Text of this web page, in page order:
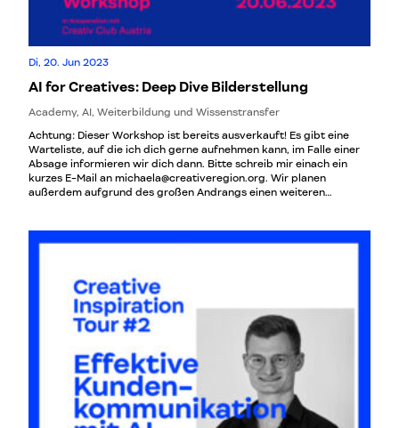
Di, 20. Jun 2023
AI for Creatives: Deep Dive Bilderstellung
Academy, AI, Weiterbildung und Wissenstransfer
Achtung: Dieser Workshop ist bereits ausverkauft! Es gibt eine
Warteliste, auf die ich dich gerne aufnehmen kann, im Falle einer
Absage informieren wir dich dann. Bitte schreib mir einach ein
kurzes E-Mail an michaela@creativeregion.org. Wir planen
außerdem aufgrund des großen Andrangs einen weiteren
Erfahrung in ihren Fachgebieten mitbringen und ihr Know-how mit
Begeisterung weitergeben! Künstliche Intelligenz gehört zu den
wichtigsten Erfindungen der Menschheit und hat bereits in vielen
Branchen Einzug gehalten. Vor allem in den letzten Wochen und
Monaten sind Tools wie ChatGPT oder Midjourney in aller Munde.
Die künstliche Erstellung von Bildern mit KI funktioniert
mittlerweile sehr gut und übt starken Einfluss auf die
Kreativbranche aus. Der Workhop “AI for Creatives: Deep Dive
Bilderstellung” vermittelt Teilnehmer*innen aus der
Kreativindustrie anhand einfach umsetzbarer Methoden, wie man
perfekte Bilder auf Basis von Texteingaben (sogenannter